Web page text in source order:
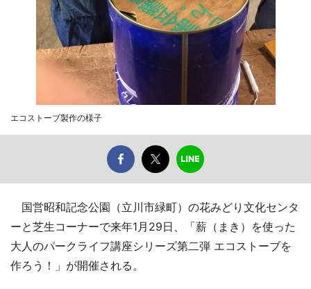
エコストーブ製作の様子
国営昭和記念公園（立川市緑町）の花みどり文化センタ
ーと芝生コーナーで来年1月29日、「薪（まき）を使った
大人のパークライフ講座シリーズ第二弾 エコストーブを
作ろう！」が開催される。